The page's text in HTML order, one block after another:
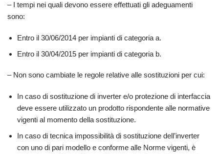
– I tempi nei quali devono essere effettuati gli adeguamenti
sono:
Entro il 30/06/2014 per impianti di categoria a.
Entro il 30/04/2015 per impianti di categoria b.
– Non sono cambiate le regole relative alle sostituzioni per cui:
In caso di sostituzione di inverter e/o protezione di interfaccia
deve essere utilizzato un prodotto rispondente alle normative
vigenti al momento della sostituzione.
In caso di tecnica impossibilità di sostituzione dell’inverter
con uno di pari modello e conforme alle Norme vigenti, è